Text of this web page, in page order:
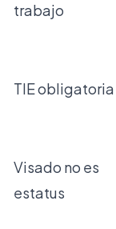
trabajo
TIE obligatoria
Visado no es
estatus